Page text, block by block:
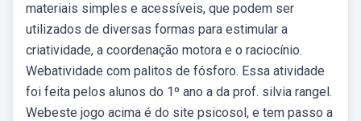
materiais simples e acessíveis, que podem ser
utilizados de diversas formas para estimular a
criatividade, a coordenação motora e o raciocínio.
Webatividade com palitos de fósforo. Essa atividade
foi feita pelos alunos do 1º ano a da prof. silvia rangel.
Webeste jogo acima é do site psicosol, e tem passo a